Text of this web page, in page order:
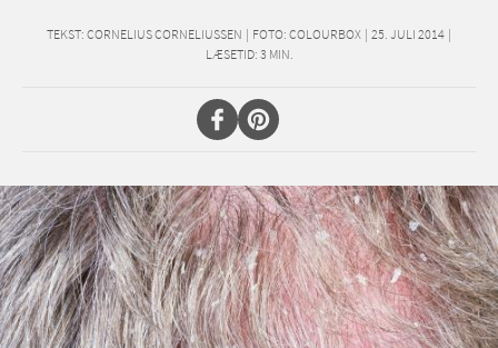
TEKST: CORNELIUS CORNELIUSSEN | FOTO: COLOURBOX | 25. JULI 2014 |
LÆSETID: 3 MIN.